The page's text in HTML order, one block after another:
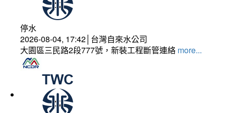
停水
2026-08-04, 17:42│台灣自來水公司
大園區三民路2段777號，新裝工程斷管連絡 more...